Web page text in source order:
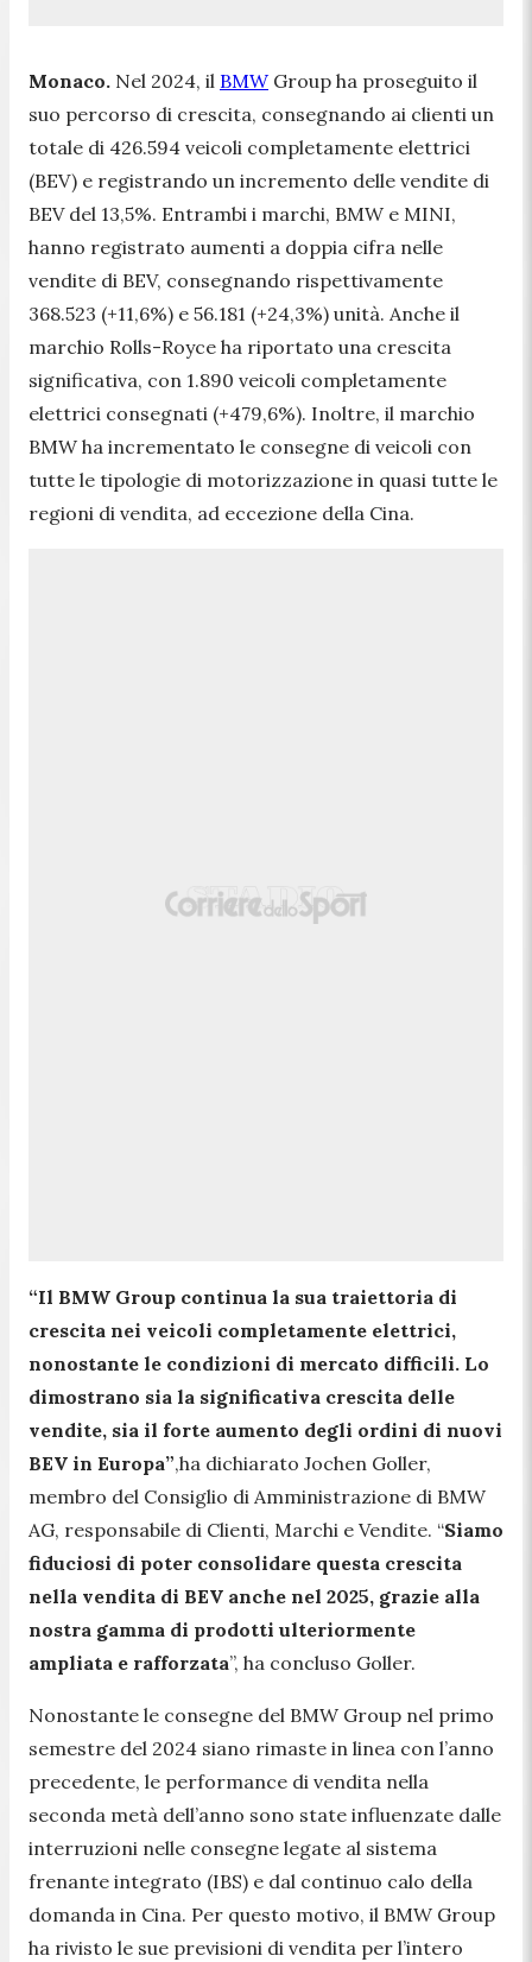
Monaco. Nel 2024, il BMW Group ha proseguito il
suo percorso di crescita, consegnando ai clienti un
totale di 426.594 veicoli completamente elettrici
(BEV) e registrando un incremento delle vendite di
BEV del 13,5%. Entrambi i marchi, BMW e MINI,
hanno registrato aumenti a doppia cifra nelle
vendite di BEV, consegnando rispettivamente
368.523 (+11,6%) e 56.181 (+24,3%) unità. Anche il
marchio Rolls-Royce ha riportato una crescita
significativa, con 1.890 veicoli completamente
elettrici consegnati (+479,6%). Inoltre, il marchio
BMW ha incrementato le consegne di veicoli con
tutte le tipologie di motorizzazione in quasi tutte le
regioni di vendita, ad eccezione della Cina.
“Il BMW Group continua la sua traiettoria di
crescita nei veicoli completamente elettrici,
nonostante le condizioni di mercato difficili. Lo
dimostrano sia la significativa crescita delle
vendite, sia il forte aumento degli ordini di nuovi
BEV in Europa”,ha dichiarato Jochen Goller,
membro del Consiglio di Amministrazione di BMW
AG, responsabile di Clienti, Marchi e Vendite. “Siamo
fiduciosi di poter consolidare questa crescita
nella vendita di BEV anche nel 2025, grazie alla
nostra gamma di prodotti ulteriormente
ampliata e rafforzata”, ha concluso Goller.
Nonostante le consegne del BMW Group nel primo
semestre del 2024 siano rimaste in linea con l’anno
precedente, le performance di vendita nella
seconda metà dell’anno sono state influenzate dalle
interruzioni nelle consegne legate al sistema
frenante integrato (IBS) e dal continuo calo della
domanda in Cina. Per questo motivo, il BMW Group
ha rivisto le sue previsioni di vendita per l’intero